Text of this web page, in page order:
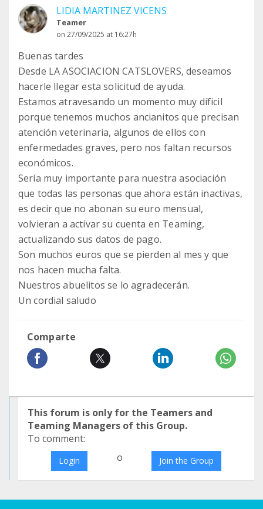
LIDIA MARTINEZ VICENS
Teamer
on 27/09/2025 at 16:27h
Buenas tardes
Desde LA ASOCIACION CATSLOVERS, deseamos
hacerle llegar esta solicitud de ayuda.
Estamos atravesando un momento muy díficil
porque tenemos muchos ancianitos que precisan
atención veterinaria, algunos de ellos con
enfermedades graves, pero nos faltan recursos
económicos.
Sería muy importante para nuestra asociación
que todas las personas que ahora están inactivas,
es decir que no abonan su euro mensual,
volvieran a activar su cuenta en Teaming,
actualizando sus datos de pago.
Son muchos euros que se pierden al mes y que
nos hacen mucha falta.
Nuestros abuelitos se lo agradecerán.
Un cordial saludo
Comparte
This forum is only for the Teamers and
Teaming Managers of this Group.
To comment:
Login o Join the Group